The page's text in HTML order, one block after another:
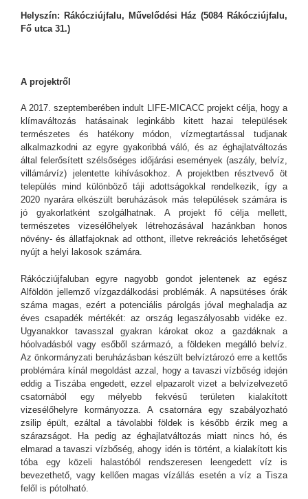
Helyszín: Rákócziújfalu, Művelődési Ház(5084 Rákócziújfalu,
Fő utca 31.)
A projektről
A 2017. szeptemberében indult LIFE-MICACC projekt célja, hogy a
klímaváltozás hatásainak leginkább kitett hazai települések
természetes és hatékony módon, vízmegtartással tudjanak
alkalmazkodni az egyre gyakoribbá váló, és az éghajlatváltozás
által felerősített szélsőséges időjárási események (aszály, belvíz,
villámárvíz) jelentette kihívásokhoz. A projektben résztvevő öt
település mind különböző táji adottságokkal rendelkezik, így a
2020 nyarára elkészült beruházások más települések számára is
jó gyakorlatként szolgálhatnak. A projekt fő célja mellett,
természetes vizesélőhelyek létrehozásával hazánkban honos
növény- és állatfajoknak ad otthont, illetve rekreációs lehetőséget
nyújt a helyi lakosok számára.
Rákócziújfaluban egyre nagyobb gondot jelentenek az egész
Alföldön jellemző vízgazdálkodási problémák. A napsütéses órák
száma magas, ezért a potenciális párolgás jóval meghaladja az
éves csapadék mértékét: az ország legaszályosabb vidéke ez.
Ugyanakkor tavasszal gyakran károkat okoz a gazdáknak a
hóolvadásból vagy esőből származó, a földeken megálló belvíz.
Az önkormányzati beruházásban készült belvíztározó erre a kettős
problémára kínál megoldást azzal, hogy a tavaszi vízbőség idején
eddig a Tiszába engedett, ezzel elpazarolt vizet a belvízelvezető
csatornából egy mélyebb fekvésű területen kialakított
vizesélőhelyre kormányozza. A csatornára egy szabályozható
zsilip épült, ezáltal a távolabbi földek is később érzik meg a
szárazságot. Ha pedig az éghajlatváltozás miatt nincs hó, és
elmarad a tavaszi vízbőség, ahogy idén is történt, a kialakított kis
tóba egy közeli halastóból rendszeresen leengedett víz is
bevezethető, vagy kellően magas vízállás esetén a víz a Tisza
felől is pótolható.